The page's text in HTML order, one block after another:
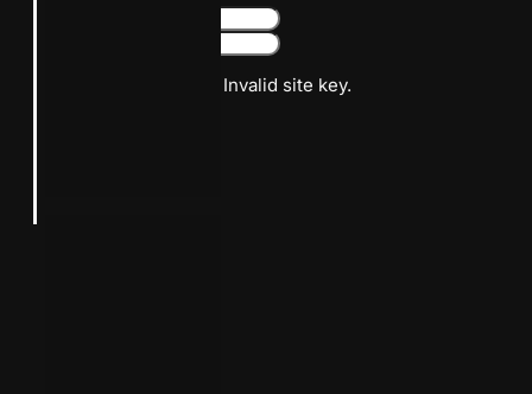
Google reCaptcha: Invalid site key.